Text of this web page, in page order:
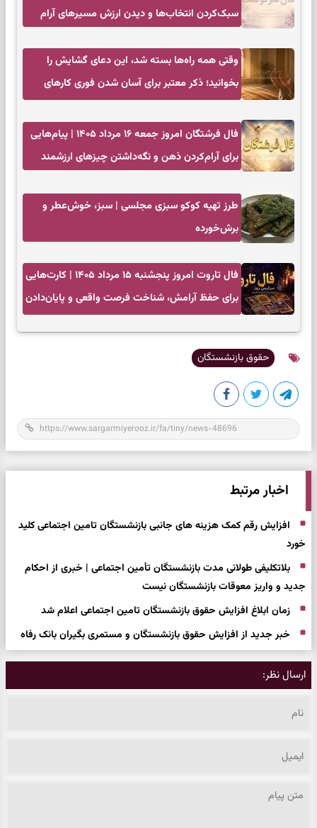
سبک‌کردن انتخاب‌ها و دیدن ارزش مسیرهای آرام
وقتی همه راه‌ها بسته شد، این دعای گشایش را
بخوانید؛ ذکر معتبر برای آسان شدن فوری کارهای
فال فرشتگان امروز جمعه ۱۶ مرداد ۱۴۰۵ | پیام‌هایی
برای آرام‌کردن ذهن و نگه‌داشتن چیزهای ارزشمند
طرز تهیه کوکو سبزی مجلسی | سبز، خوش‌عطر و
برش‌خورده
فال تاروت امروز پنجشنبه ۱۵ مرداد ۱۴۰۵ | کارت‌هایی
برای حفظ آرامش، شناخت فرصت واقعی و پایان‌دادن
حقوق بازنشستگان
اخبار مرتبط
افزایش رقم کمک هزینه های جانبی بازنشستگان تامین اجتماعی کلید
خورد
بلاتکلیفی طولانی مدت بازنشستگان تأمین اجتماعی | خبری از احکام
جدید و واریز معوقات بازنشستگان نیست
زمان ابلاغ افزایش حقوق بازنشستگان تامین اجتماعی اعلام شد
خبر جدید از افزایش حقوق بازنشستگان و مستمری بگیران بانک رفاه
ارسال نظر: